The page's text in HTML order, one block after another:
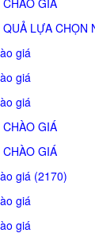
LỰA CHỌN
giá
giá
giá
GIÁ
GIÁ
giá (2170)
giá
giá